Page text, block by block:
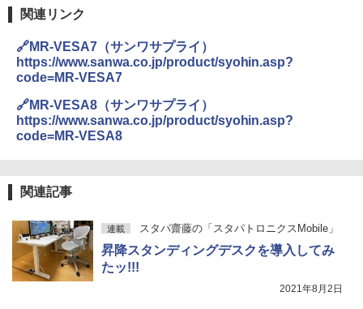
関連リンク
🔗MR-VESA7（サンワサプライ）
https://www.sanwa.co.jp/product/syohin.asp?
code=MR-VESA7
🔗MR-VESA8（サンワサプライ）
https://www.sanwa.co.jp/product/syohin.asp?
code=MR-VESA8
関連記事
連載 スタパ齋藤の「スタパトロニクスMobile」
昇降スタンディングデスクを導入してみ
たッ!!!
2021年8月2日